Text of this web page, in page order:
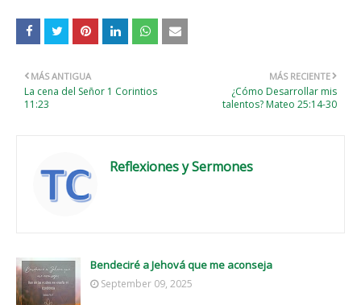
MÁS RECIENTE
¿Cómo Desarrollar mis
talentos? Mateo 25:14-30
MÁS ANTIGUA
La cena del Señor 1 Corintios
11:23
Reflexiones y Sermones
Bendeciré a Jehová que me aconseja
September 09, 2025